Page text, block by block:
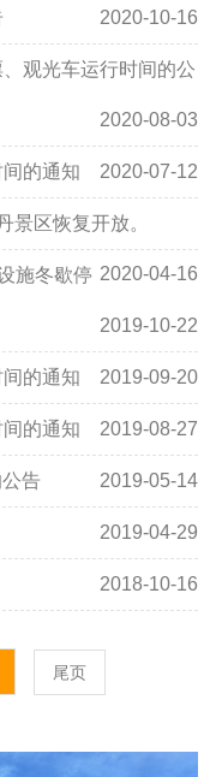
2020-10-16
观光车运行时间的公
2020-08-03
的通知 2020-07-12
景区恢复开放。
2020-04-16
施冬歇停
2019-10-22
的通知 2019-09-20
的通知 2019-08-27
告 2019-05-14
2019-04-29
2018-10-16
尾页